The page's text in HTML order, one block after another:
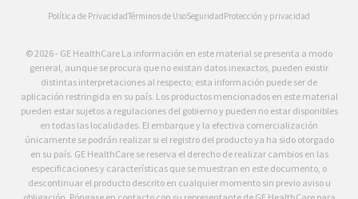
Política de PrivacidadTérminos de UsoSeguridadProtección y privacidad
© 2026 - GE HealthCare La información en este material se presenta a modo
general, aunque se procura que no existan datos inexactos, pueden existir
distintas interpretaciones al respecto; esta información puede ser de
aplicación restringida en su país. Los productos mencionados en este material
pueden estar sujetos a regulaciones del gobierno y pueden no estar disponibles
en todas las localidades. El embarque y la efectiva comercialización
únicamente se podrán realizar si el registro del producto ya ha sido otorgado
en su país. GE HealthCare se reserva el derecho de realizar cambios en las
especificaciones y características que se muestran en este documento, o
descontinuar el producto descrito en cualquier momento sin previo aviso u